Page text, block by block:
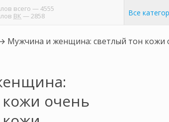
всего — 4555
ВК — 2858 Все
Мужчина и женщина: светлый тон кожи
очень